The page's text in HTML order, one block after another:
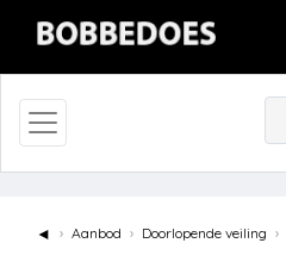
◄ Aanbod Doorlopende veiling